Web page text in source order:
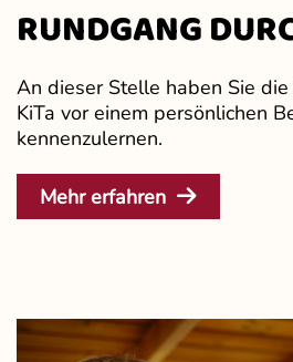
RUNDGANG
An dieser Stelle haben Sie
KiTa vor einem persönlichen
kennenzulernen.
Mehr erfahren